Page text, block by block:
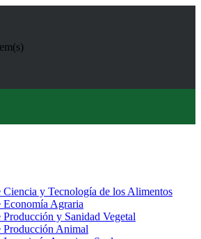
Ciencia y Tecnología de los Alimentos
Economía Agraria
Producción y Sanidad Vegetal
Producción Animal